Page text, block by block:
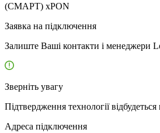
(СМАРТ) xPON
Заявка на підключення
Залиште Ваші контакти і менеджери
Зверніть увагу
Підтвердження технології
Адресa підключення